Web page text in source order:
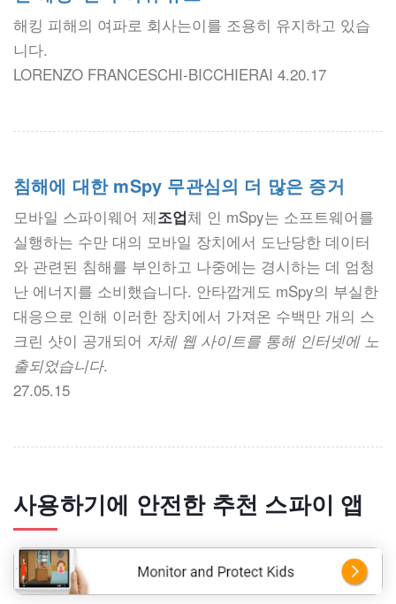
해킹 피해의 여파로 회사는이를 조용히 유지하고 있습
니다.
LORENZO FRANCESCHI-BICCHIERAI 4.20.17
침해에 대한 mSpy 무관심의 더 많은 증거
모바일 스파이웨어 제조업체 인 mSpy는 소프트웨어를
실행하는 수만 대의 모바일 장치에서 도난당한 데이터
와 관련된 침해를 부인하고 나중에는 경시하는 데 엄청
난 에너지를 소비했습니다. 안타깝게도 mSpy의 부실한
대응으로 인해 이러한 장치에서 가져온 수백만 개의 스
크린 샷이 공개되어 자체 웹 사이트를 통해 인터넷에 노
출되었습니다.
27.05.15
사용하기에 안전한 추천 스파이 앱